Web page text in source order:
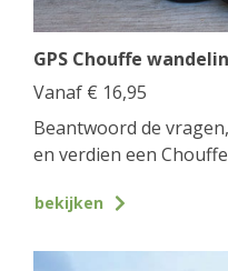
GPS Chouffe
Vanaf € 16,95
Beantwoord de
en verdien een
bekijken